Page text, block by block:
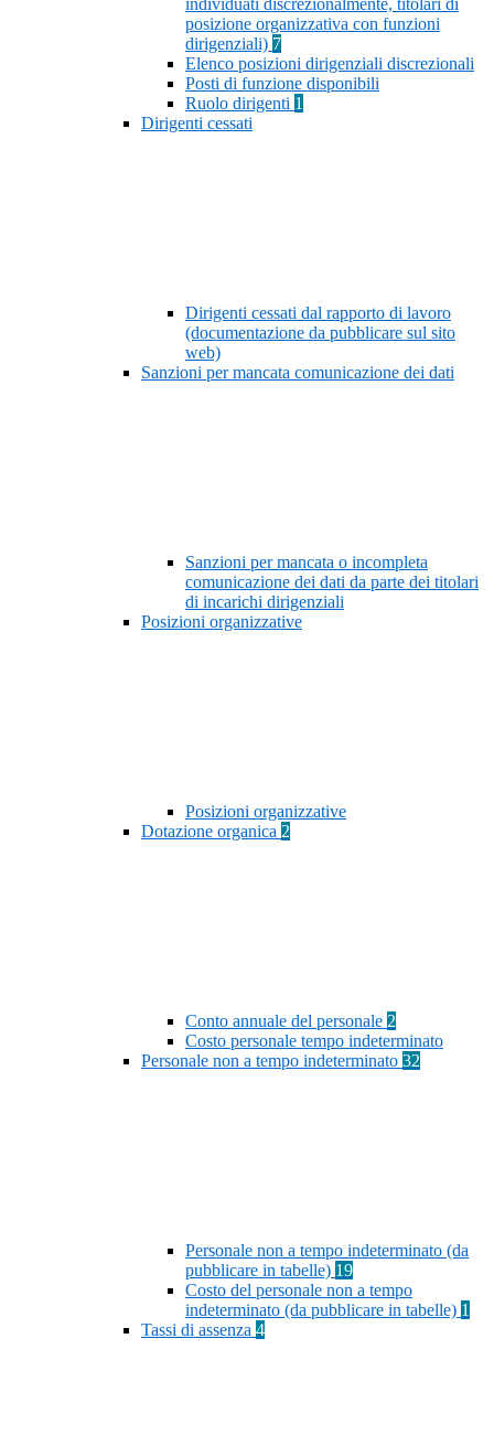
individuati discrezionalmente, titolari di
posizione organizzativa con funzioni
dirigenziali) 7
Elenco posizioni dirigenziali discrezionali
Posti di funzione disponibili
Ruolo dirigenti 1
Dirigenti cessati
Dirigenti cessati dal rapporto di lavoro
(documentazione da pubblicare sul sito
web)
Sanzioni per mancata comunicazione dei dati
Sanzioni per mancata o incompleta
comunicazione dei dati da parte dei titolari
di incarichi dirigenziali
Posizioni organizzative
Posizioni organizzative
Dotazione organica 2
Conto annuale del personale 2
Costo personale tempo indeterminato
Personale non a tempo indeterminato 32
Personale non a tempo indeterminato (da
pubblicare in tabelle) 19
Costo del personale non a tempo
indeterminato (da pubblicare in tabelle) 1
Tassi di assenza 4